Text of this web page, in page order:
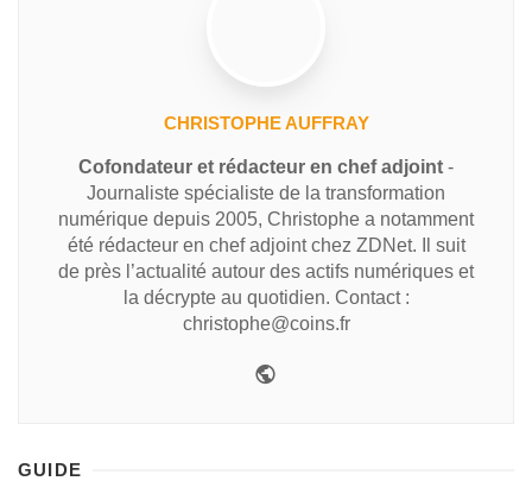
CHRISTOPHE AUFFRAY
Cofondateur et rédacteur en chef adjoint -
Journaliste spécialiste de la transformation
numérique depuis 2005, Christophe a notamment
été rédacteur en chef adjoint chez ZDNet. Il suit
de près l’actualité autour des actifs numériques et
la décrypte au quotidien. Contact :
christophe@coins.fr
GUIDE